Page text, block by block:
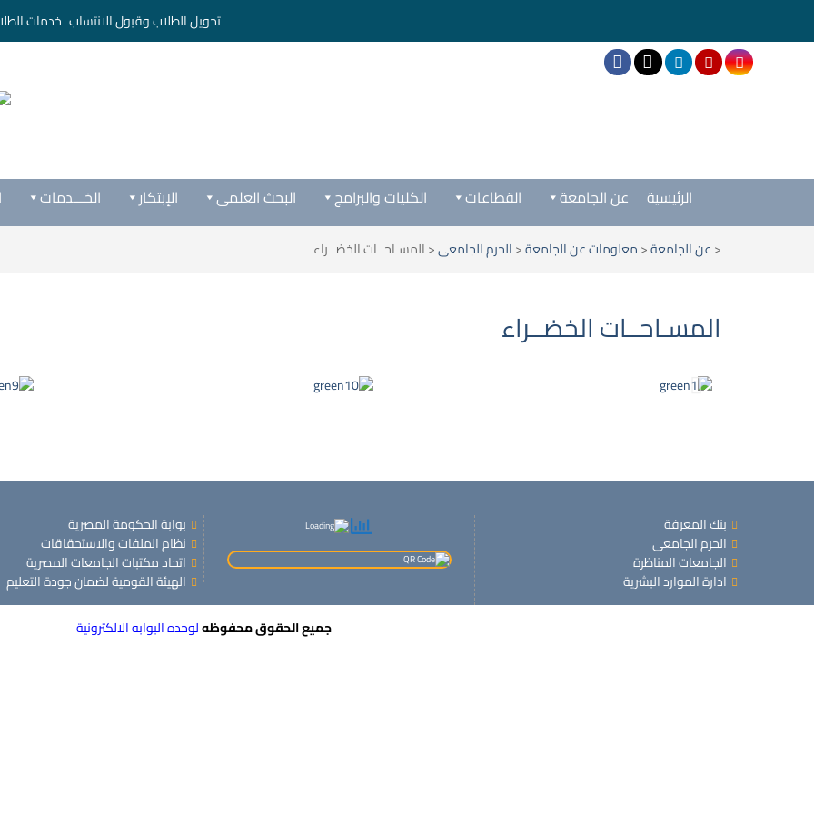
تحويل الطلاب وقبول الانتساب خدمات
الخـــدمات الإبتكار البحث العلمى الكليات والبرامج القطاعات عن الجامعة الرئيسية
<عن الجامعة<معلومات عن الجامعة<الحرم الجامعى<المسـاحــات الخضــراء
المسـاحــات الخضــراء
بوابة الحكومة المصرية
نظام الملفات والاستحقاقات
اتحاد مكتبات الجامعات المصرية
الهيئة القومية لضمان جودة التعليم
بنك المعرفة
الحرم الجامعى
الجامعات المناظرة
ادارة الموارد البشرية
جميع الحقوق محفوظهلوحده البوابه الالكترونية